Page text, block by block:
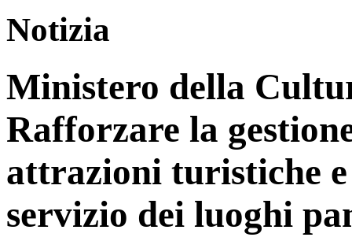
Notizia
Ministero della
Rafforzare la
attrazioni turistiche
servizio dei luoghi